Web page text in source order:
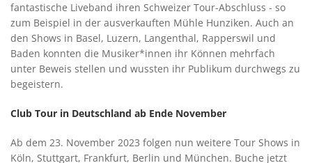
fantastische Liveband ihren Schweizer Tour-Abschluss - so
zum Beispiel in der ausverkauften Mühle Hunziken. Auch an
den Shows in Basel, Luzern, Langenthal, Rapperswil und
Baden konnten die Musiker*innen ihr Können mehrfach
unter Beweis stellen und wussten ihr Publikum durchwegs zu
begeistern.
Club Tour in Deutschland ab Ende November
Ab dem 23. November 2023 folgen nun weitere Tour Shows in
Köln, Stuttgart, Frankfurt, Berlin und München. Buche jetzt